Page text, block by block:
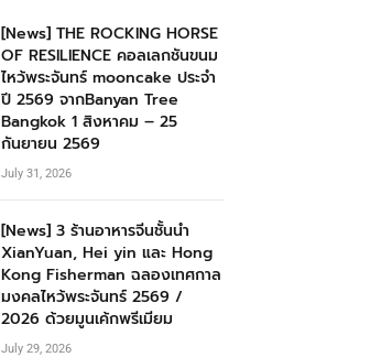
[News] THE ROCKING HORSE
OF RESILIENCE คอลเลกชันขนม
ไหว้พระจันทร์ mooncake ประจำ
ปี 2569 จากBanyan Tree
Bangkok 1 สิงหาคม – 25
กันยายน 2569
July 31, 2026
[News] 3 ร้านอาหารจีนชั้นนำ
XianYuan, Hei yin และ Hong
Kong Fisherman ฉลองเทศกาล
มงคลไหว้พระจันทร์ 2569 /
2026 ด้วยมูนเค้กพรีเมียม
July 29, 2026